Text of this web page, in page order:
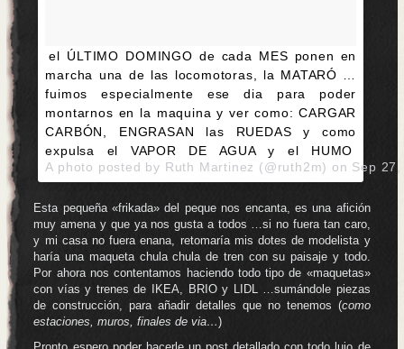
el ÚLTIMO DOMINGO de cada MES ponen en
marcha una de las locomotoras, la MATARÓ …
fuimos especialmente ese dia para poder
montarnos en la maquina y ver como: CARGAR
CARBÓN, ENGRASAN las RUEDAS y como
expulsa el VAPOR DE AGUA y el HUMO
A photo posted by Ruth Martinez (@ruth2m) on Sep
Esta pequeña «frikada» del peque nos encanta, es una afición
muy amena y que ya nos gusta a todos …si no fuera tan caro,
y mi casa no fuera enana, retomaría mis dotes de modelista y
haría una maqueta chula chula de tren con su paisaje y todo.
Por ahora nos contentamos haciendo todo tipo de «maquetas»
con vías y trenes de IKEA, BRIO y LIDL …sumándole piezas
de construcción, para añadir detalles que no tenemos (como
estaciones, muros, finales de via…)